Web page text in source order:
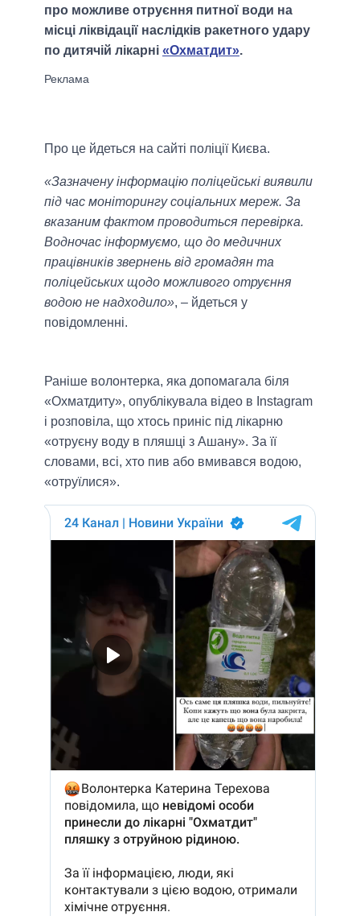
про можливе отруєння питної води на
місці ліквідації наслідків ракетного удару
по дитячій лікарні «Охматдит».
Про це йдеться на сайті поліції Києва.
«Зазначену інформацію поліцейські виявили
під час моніторингу соціальних мереж. За
вказаним фактом проводиться перевірка.
Водночас інформуємо, що до медичних
працівників звернень від громадян та
поліцейських щодо можливого отруєння
водою не надходило», – йдеться у
повідомленні.
Раніше волонтерка, яка допомагала біля
«Охматдиту», опублікувала відео в Instagram
і розповіла, що хтось приніс під лікарню
«отруєну воду в пляшці з Ашану». За її
словами, всі, хто пив або вмивався водою,
«отруїлися».